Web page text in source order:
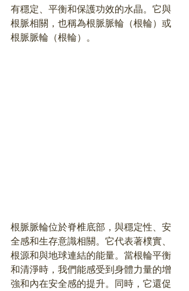
有穩定、平衡和保護功效的水晶。它與
根脈相關，也稱為根脈脈輪（根輪）或
根脈脈輪（根輪）。
根脈脈輪位於脊椎底部，與穩定性、安
全感和生存意識相關。它代表著樸實、
根源和與地球連結的能量。當根輪平衡
和清淨時，我們能感受到身體力量的增
強和內在安全感的提升。同時，它還促